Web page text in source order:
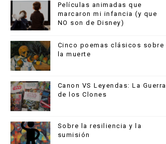
Películas animadas que
marcaron mi infancia (y que
NO son de Disney)
Cinco poemas clásicos sobre
la muerte
Canon VS Leyendas: La Guerra
de los Clones
Sobre la resiliencia y la
sumisión